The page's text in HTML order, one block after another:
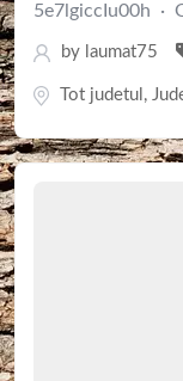
5e7lgiccIu00h ·
by laumat75
Tot judetul ,